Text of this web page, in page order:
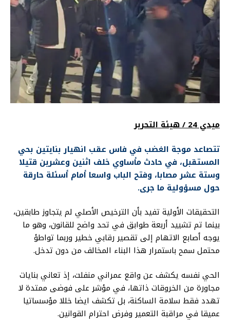
ميدي 24 / هيئة التحرير
تتصاعد موجة الغضب في فاس عقب انهيار بنايتين بحي
المستقبل، في حادث مأساوي خلف اثنين وعشرين قتيلا
وستة عشر مصابا، وفتح الباب واسعا أمام أسئلة حارقة
حول مسؤولية ما جرى.
التحقيقات الأولية تفيد بأن الترخيص الأصلي لم يتجاوز طابقين،
بينما تم تشييد أربعة طوابق في تحد واضح للقانون، وهو ما
يوجه أصابع الاتهام إلى تقصير رقابي خطير وربما تواطؤ
محتمل سمح باستمرار هذا البناء المخالف من دون تدخل.
الحي نفسه يكشف عن واقع عمراني منفلت، إذ تعاني بنايات
مجاورة من الخروقات ذاتها، في مؤشر على فوضى ممتدة لا
تهدد فقط سلامة الساكنة، بل تكشف ايضا خللا مؤسساتيا
عميقا في مراقبة التعمير وفرض احترام القوانين.